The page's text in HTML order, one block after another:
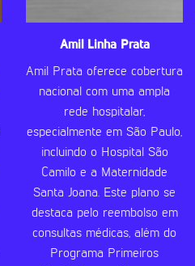
Amil Linha Prata
Amil Prata oferece cobertura
nacional com uma ampla
rede hospitalar,
especialmente em São Paulo,
incluindo o Hospital São
Camilo e a Maternidade
Santa Joana. Este plano se
destaca pelo reembolso em
consultas médicas, além do
Programa Primeiros